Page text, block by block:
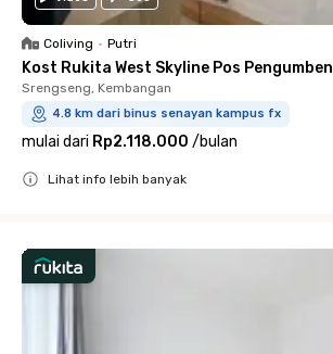
Coliving • Putri
Kost Rukita West Skyline Pos Pengumben
Srengseng, Kembangan
4.8 km dari binus senayan kampus fx
mulai dari Rp2.118.000 /bulan
Lihat info lebih banyak